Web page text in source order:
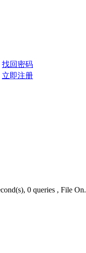
找回密码
立即注册
0 queries , File On.